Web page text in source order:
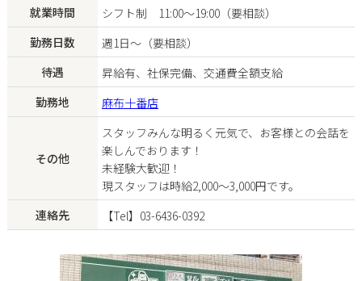
就業時間
シフト制 11:00〜19:00（要相談）
勤務日数
週1日〜（要相談）
待遇
昇給有、社保完備、交通費全額支給
勤務地
麻布十番店
その他
スタッフみんな明るく元気で、お客様との会話を
楽しんでおります！
未経験大歓迎！
現スタッフは時給2,000〜3,000円です。
連絡先
【Tel】03-6436-0392